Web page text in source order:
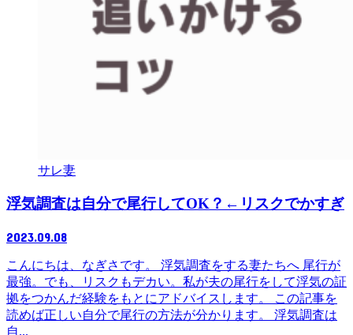
サレ妻
浮気調査は自分で尾行してOK？←リスクでかすぎ
2023.09.08
こんにちは、なぎさです。 浮気調査をする妻たちへ 尾行が
最強。でも、リスクもデカい。私が夫の尾行をして浮気の証
拠をつかんだ経験をもとにアドバイスします。 この記事を
読めば正しい自分で尾行の方法が分かります。 浮気調査は
自...